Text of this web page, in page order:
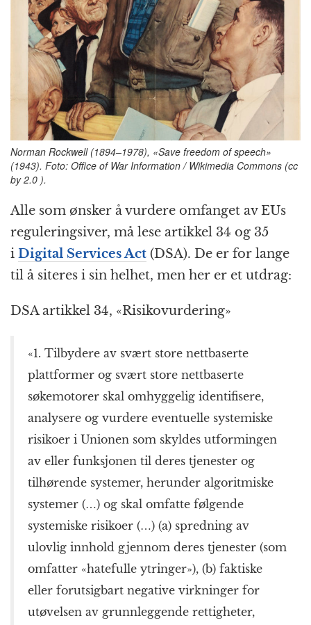
Norman Rockwell (1894–1978), «Save freedom of speech»
(1943). Foto: Office of War Information / Wikimedia Commons (cc
by 2.0 ).
Alle som ønsker å vurdere omfanget av EUs
reguleringsiver, må lese artikkel 34 og 35
i Digital Services Act (DSA). De er for lange
til å siteres i sin helhet, men her er et utdrag:
DSA artikkel 34, «Risikovurdering»
«1. Tilbydere av svært store nettbaserte
plattformer og svært store nettbaserte
søkemotorer skal omhyggelig identifisere,
analysere og vurdere eventuelle systemiske
risikoer i Unionen som skyldes utformingen
av eller funksjonen til deres tjenester og
tilhørende systemer, herunder algoritmiske
systemer (…) og skal omfatte følgende
systemiske risikoer (…) (a) spredning av
ulovlig innhold gjennom deres tjenester (som
omfatter «hatefulle ytringer»), (b) faktiske
eller forutsigbart negative virkninger for
utøvelsen av grunnleggende rettigheter,